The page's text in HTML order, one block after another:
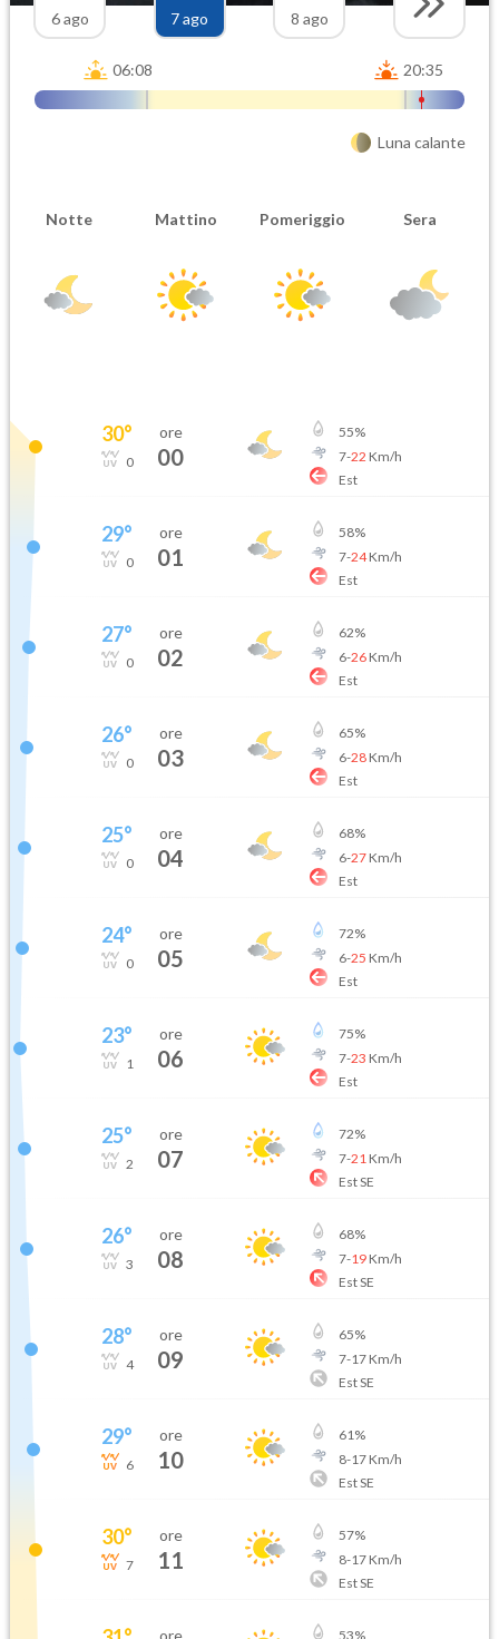
6 ago
7 ago
8 ago
06:08 20:35
Luna calante
Notte Mattino Pomeriggio Sera
30°
0
ore
00
55%
7-22 Km/h
Est
29°
0
ore
01
58%
7-24Km/h
Est
27°
0
ore
02
62%
6-26Km/h
Est
26°
0
ore
03
65%
6-28Km/h
Est
25°
0
ore
04
68%
6-27Km/h
Est
24°
0
ore
05
72%
6-25 Km/h
Est
23°
1
ore
06
75%
7-23 Km/h
Est
25°
2
ore
07
72%
7-21 Km/h
Est SE
26°
3
ore
08
68%
7-19Km/h
Est SE
28°
4
ore
09
65%
7-17Km/h
Est SE
29°
6
ore
10
61%
8-17Km/h
Est SE
30°
7
ore
11
57%
8-17Km/h
Est SE
ore 53%